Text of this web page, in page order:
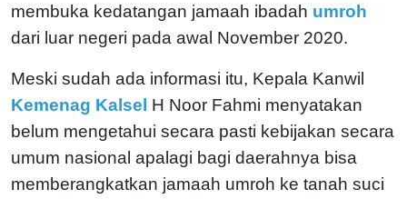
membuka kedatangan jamaah ibadah umroh
dari luar negeri pada awal November 2020.
Meski sudah ada informasi itu, Kepala Kanwil
Kemenag Kalsel H Noor Fahmi menyatakan
belum mengetahui secara pasti kebijakan secara
umum nasional apalagi bagi daerahnya bisa
memberangkatkan jamaah umroh ke tanah suci